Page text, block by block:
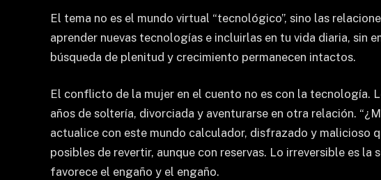
El tema no es el mundo virtual “tecnológico”, sino las
aprender nuevas tecnologías e incluirlas en tu vida diaria, sin
búsqueda de plenitud y crecimiento permanecen intactos.
El conflicto de la mujer en el cuento no es con la tecnología.
años de soltería, divorciada y aventurarse en otra relación.
actualice con este mundo calculador, disfrazado y malicioso
posibles de revertir, aunque con reservas. Lo irreversible es
favorece el engaño y el engaño.